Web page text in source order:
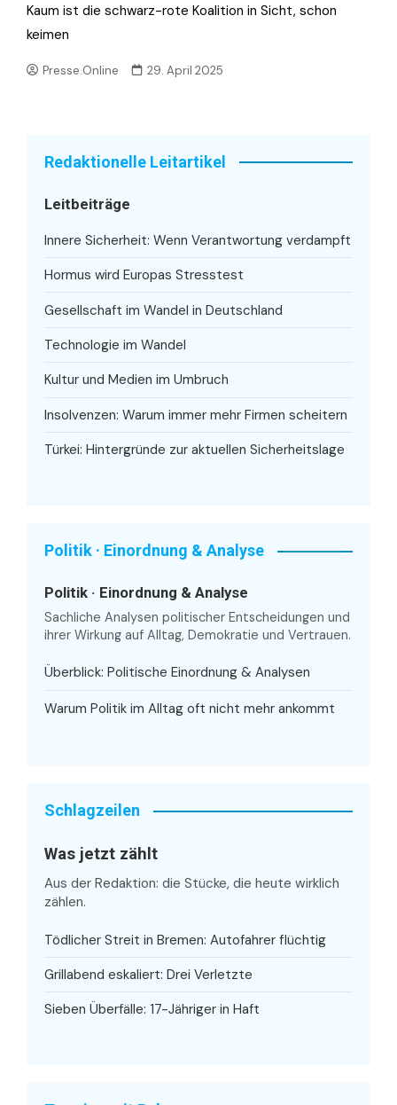
Kaum ist die schwarz-rote Koalition in Sicht, schon
keimen
Presse.Online 29. April 2025
Redaktionelle Leitartikel
Leitbeiträge
Innere Sicherheit: Wenn Verantwortung verdampft
Hormus wird Europas Stresstest
Gesellschaft im Wandel in Deutschland
Technologie im Wandel
Kultur und Medien im Umbruch
Insolvenzen: Warum immer mehr Firmen scheitern
Türkei: Hintergründe zur aktuellen Sicherheitslage
Politik · Einordnung & Analyse
Politik · Einordnung & Analyse
Sachliche Analysen politischer Entscheidungen und
ihrer Wirkung auf Alltag, Demokratie und Vertrauen.
Überblick: Politische Einordnung & Analysen
Warum Politik im Alltag oft nicht mehr ankommt
Schlagzeilen
Was jetzt zählt
Aus der Redaktion: die Stücke, die heute wirklich
zählen.
Tödlicher Streit in Bremen: Autofahrer flüchtig
Grillabend eskaliert: Drei Verletzte
Sieben Überfälle: 17-Jähriger in Haft